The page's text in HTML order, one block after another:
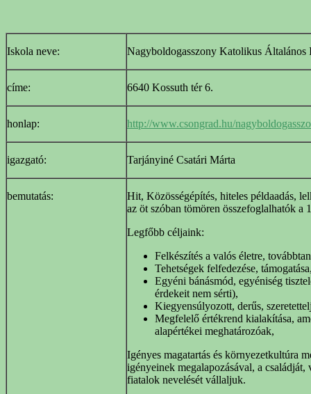
Iskola neve: Nagyboldogasszony Katolikus Általános
címe: 6640 Kossuth tér 6.
honlap: http://www.csongrad.hu/
igazgató: Tarjányiné Csatári Márta
bemutatás:
Hit, Közösségépítés, hiteles példaadás,
az öt szóban tömören összefoglalhatók a
Legfőbb céljaink:
Felkészítés a valós életre,
Tehetségek felfedezése,
Egyéni bánásmód, egyéniség
érdekeit nem sérti),
Kiegyensúlyozott, derűs,
Megfelelő értékrend kialakítása,
alapértékei meghatározóak,
Igényes magatartás és környezetkultúra
igényeinek megalapozásával, a családját,
fiatalok nevelését vállaljuk.